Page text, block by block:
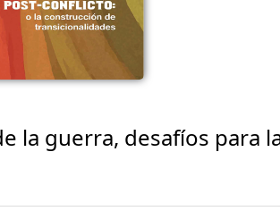
la guerra, desafíos para